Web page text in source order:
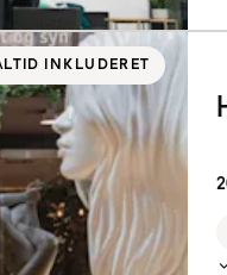
INKLUDERET